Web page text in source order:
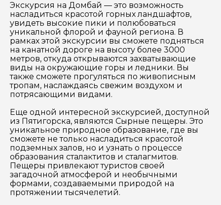
Экскурсия на Домбай — это возможность
насладиться красотой горных ландшафтов,
увидеть высокие пики и полюбоваться
уникальной флорой и фауной региона. В
рамках этой экскурсии вы сможете подняться
на канатной дороге на высоту более 3000
метров, откуда открываются захватывающие
виды на окружающие горы и ледники. Вы
также сможете прогуляться по живописным
тропам, наслаждаясь свежим воздухом и
потрясающими видами.
Еще одной интересной экскурсией, доступной
из Пятигорска, являются Сырные пещеры. Это
уникальное природное образование, где вы
сможете не только насладиться красотой
подземных залов, но и узнать о процессе
образования сталактитов и сталагмитов.
Пещеры привлекают туристов своей
загадочной атмосферой и необычными
формами, создаваемыми природой на
протяжении тысячелетий.
Задайте свой вопрос гиду
Как вас зовут
Ваша электронная почта
Ваш номер телефона
Вопросы и комментарии
Если у вас есть интересующие вопросы, можете их
задать